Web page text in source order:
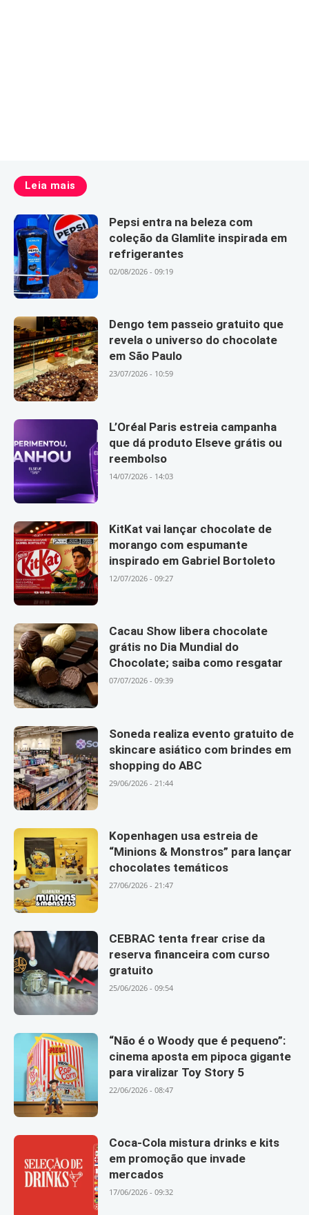
Leia mais
Pepsi entra na beleza com
coleção da Glamlite inspirada em
refrigerantes
02/08/2026 - 09:19
Dengo tem passeio gratuito que
revela o universo do chocolate
em São Paulo
23/07/2026 - 10:59
L’Oréal Paris estreia campanha
que dá produto Elseve grátis ou
reembolso
14/07/2026 - 14:03
KitKat vai lançar chocolate de
morango com espumante
inspirado em Gabriel Bortoleto
12/07/2026 - 09:27
Cacau Show libera chocolate
grátis no Dia Mundial do
Chocolate; saiba como resgatar
07/07/2026 - 09:39
Soneda realiza evento gratuito de
skincare asiático com brindes em
shopping do ABC
29/06/2026 - 21:44
Kopenhagen usa estreia de
“Minions & Monstros” para lançar
chocolates temáticos
27/06/2026 - 21:47
CEBRAC tenta frear crise da
reserva financeira com curso
gratuito
25/06/2026 - 09:54
“Não é o Woody que é pequeno”:
cinema aposta em pipoca gigante
para viralizar Toy Story 5
22/06/2026 - 08:47
Coca-Cola mistura drinks e kits
em promoção que invade
mercados
17/06/2026 - 09:32